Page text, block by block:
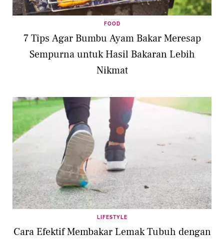
FOOD
7 Tips Agar Bumbu Ayam Bakar Meresap
Sempurna untuk Hasil Bakaran Lebih
Nikmat
LIFESTYLE
Cara Efektif Membakar Lemak Tubuh dengan